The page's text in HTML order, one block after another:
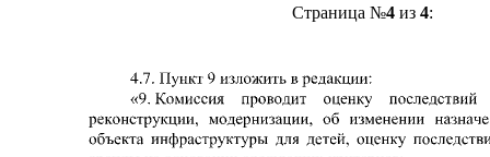
Страница №4из 4: